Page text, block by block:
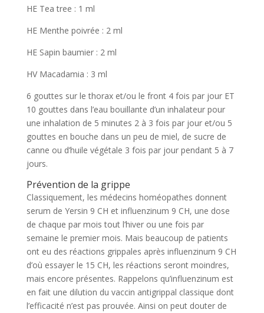
HE Tea tree : 1 ml
HE Menthe poivrée : 2 ml
HE Sapin baumier : 2 ml
HV Macadamia : 3 ml
6 gouttes sur le thorax et/ou le front 4 fois par jour ET
10 gouttes dans l’eau bouillante d’un inhalateur pour
une inhalation de 5 minutes 2 à 3 fois par jour et/ou 5
gouttes en bouche dans un peu de miel, de sucre de
canne ou d’huile végétale 3 fois par jour pendant 5 à 7
jours.
Prévention de la grippe
Classiquement, les médecins homéopathes donnent
serum de Yersin 9 CH et influenzinum 9 CH, une dose
de chaque par mois tout l’hiver ou une fois par
semaine le premier mois. Mais beaucoup de patients
ont eu des réactions grippales après influenzinum 9 CH
d’où essayer le 15 CH, les réactions seront moindres,
mais encore présentes. Rappelons qu’influenzinum est
en fait une dilution du vaccin antigrippal classique dont
l’efficacité n’est pas prouvée. Ainsi on peut douter de